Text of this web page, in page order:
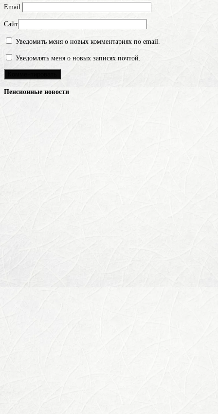
Email
Сайт
Уведомить меня о новых комментариях по email.
Уведомлять меня о новых записях почтой.
Пенсионные новости